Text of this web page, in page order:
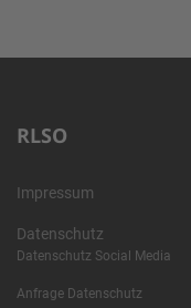
RLSO
Impressum
Datenschutz
Datenschutz Social Media
Anfrage Datenschutz